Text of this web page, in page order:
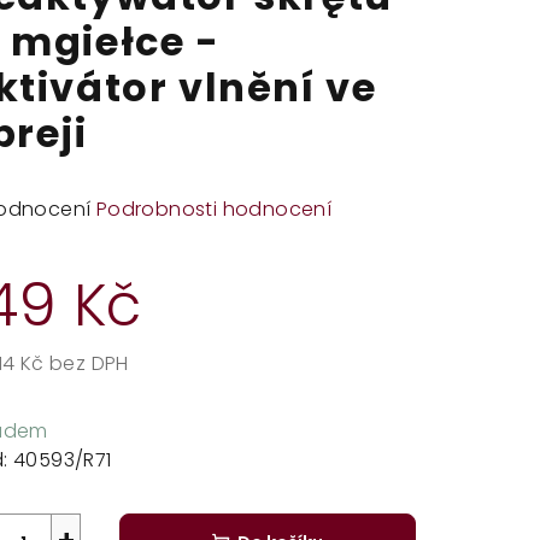
mgiełce -
vlnění ve
Podrobnosti hodnocení
Kč
Kč bez DPH
40593/R71